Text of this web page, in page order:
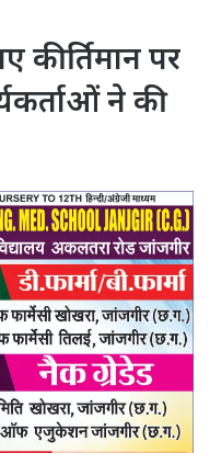
कीर्तिमान पर
ने की